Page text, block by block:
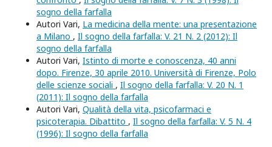
sogno della farfalla
Autori Vari, La medicina della mente: una presentazione
a Milano , Il sogno della farfalla: V. 21 N. 2 (2012): Il
sogno della farfalla
Autori Vari, Istinto di morte e conoscenza, 40 anni
dopo. Firenze, 30 aprile 2010. Università di Firenze, Polo
delle scienze sociali , Il sogno della farfalla: V. 20 N. 1
(2011): Il sogno della farfalla
Autori Vari, Qualità della vita, psicofarmaci e
psicoterapia. Dibattito , Il sogno della farfalla: V. 5 N. 4
(1996): Il sogno della farfalla